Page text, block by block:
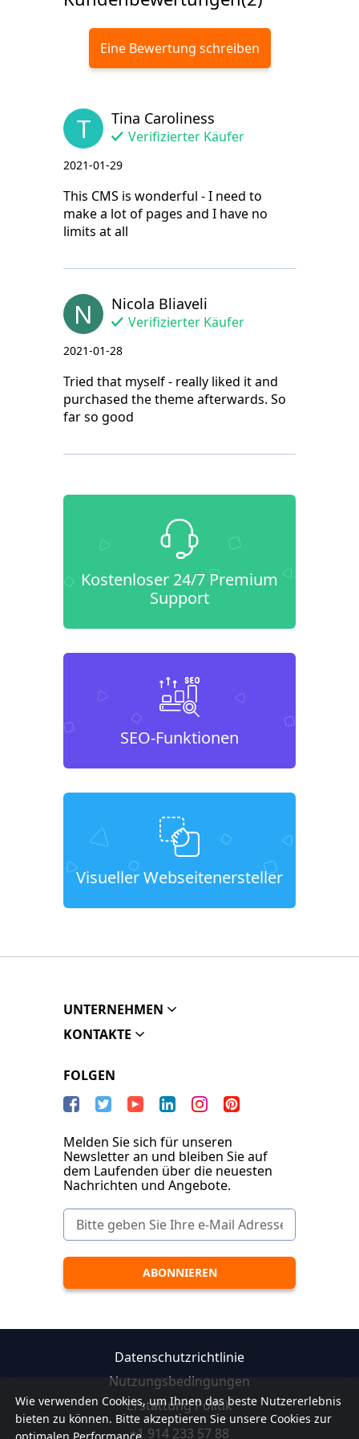
Eine Bewertung schreiben
T Tina Caroliness
Verifizierter Käufer
2021-01-29
This CMS is wonderful - I need to
make a lot of pages and I have no
limits at all
N Nicola Bliaveli
Verifizierter Käufer
2021-01-28
Tried that myself - really liked it and
purchased the theme afterwards. So
far so good
Kostenloser 24/7 Premium
Support
SEO-Funktionen
Visueller Webseitenersteller
Wie verwenden Cookies, um Ihnen das beste Nutzererlebnis
bieten zu können. Bitte akzeptieren Sie unsere Cookies zur
UNTERNEHMEN
KONTAKTE
FOLGEN
Melden Sie sich für unseren
Newsletter an und bleiben Sie auf
dem Laufenden über die neuesten
Nachrichten und Angebote.
Datenschutzrichtlinie
Nutzungsbedingungen
Erstattung Politik
+1 914 233 57 88